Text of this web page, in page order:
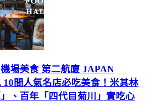
機場美食 第二航廈 JAPAN
間人氣名店必吃美食！米其林
、百年「四代目菊川」實吃心